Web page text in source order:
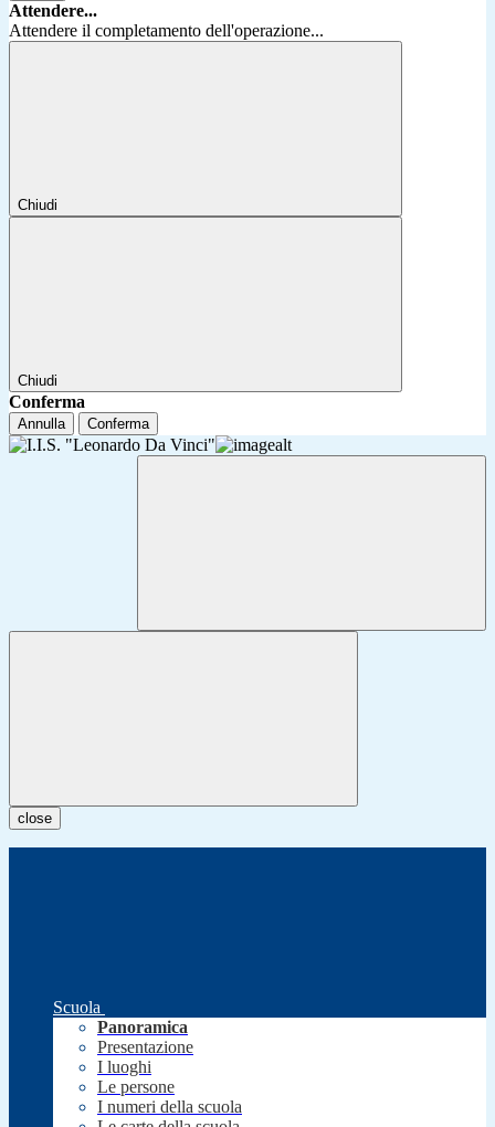
Attendere...
Attendere il completamento dell'operazione...
Chiudi
Chiudi
Conferma
Annulla Conferma
close
Scuola
Panoramica
Presentazione
I luoghi
Le persone
I numeri della scuola